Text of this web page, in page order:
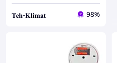
𝐓𝐞𝐡-𝐊𝐥𝐢𝐦𝐚𝐭 98%